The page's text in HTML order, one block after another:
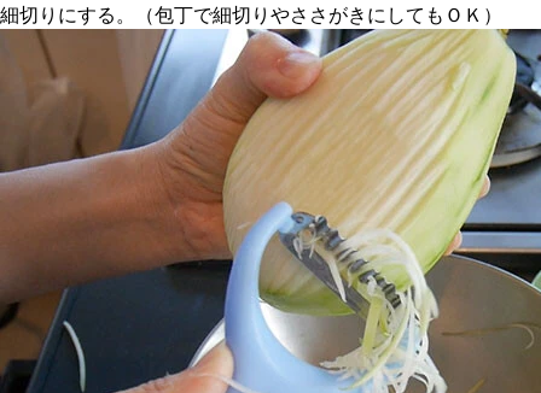
細切りにする。（包丁で細切りやささがきにしてもＯＫ）